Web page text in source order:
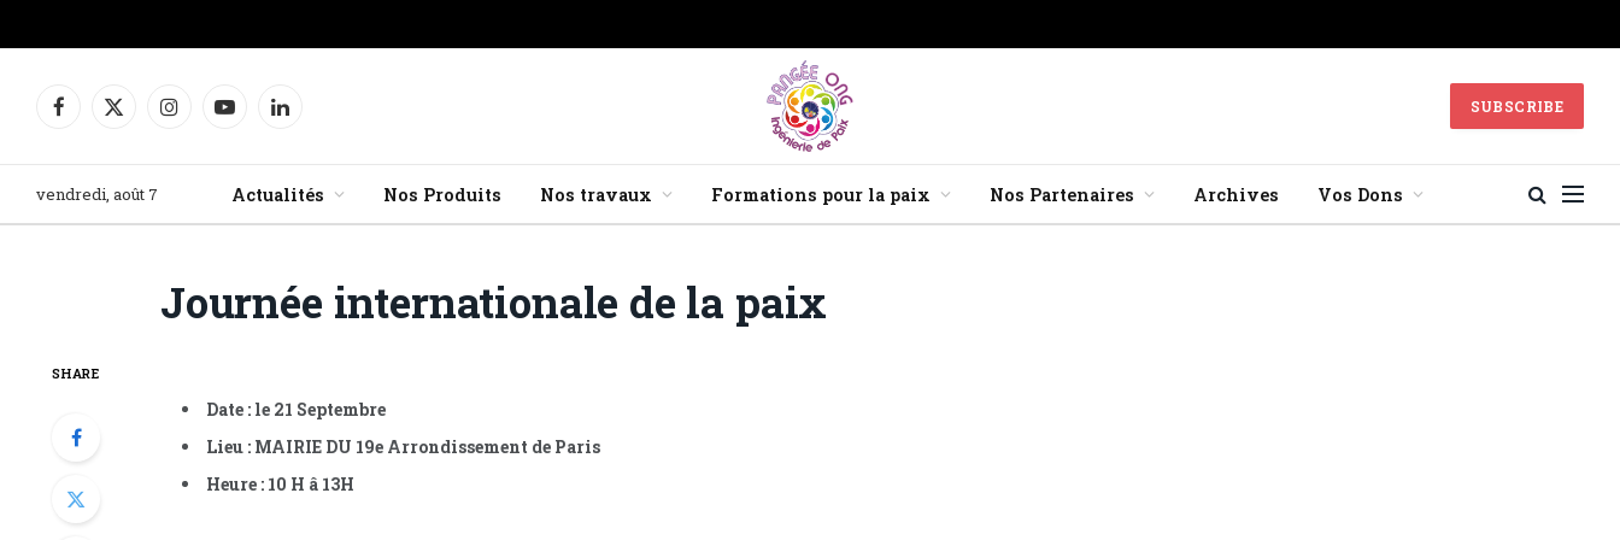
Facebook
X
InstagramYouTubeLinkedIn SUBSCRIBE
vendredi, août 7 Actualités Nos Produits Nos travaux Formations pour la paix Nos Partenaires Archives Vos Dons
Journée internationale de la paix
SHARE
Date : le 21 Septembre
Lieu : MAIRIE DU 19e Arrondissement de Paris
Heure : 10 H â 13H